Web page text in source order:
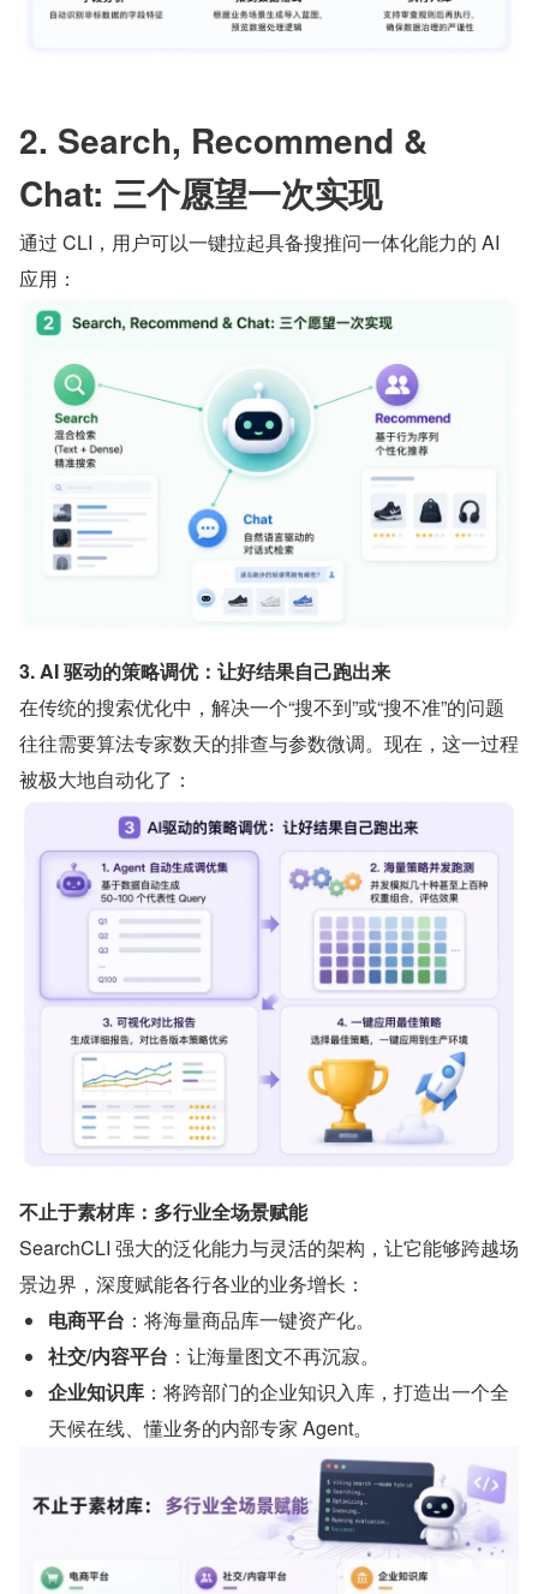
2. Search, Recommend &
Chat: 三个愿望一次实现
通过 CLI，用户可以一键拉起具备搜推问一体化能力的 AI
应用：
3. AI 驱动的策略调优：让好结果自己跑出来
在传统的搜索优化中，解决一个“搜不到”或“搜不准”的问题
往往需要算法专家数天的排查与参数微调。现在，这一过程
被极大地自动化了：
不止于素材库：多行业全场景赋能
SearchCLI 强大的泛化能力与灵活的架构，让它能够跨越场
景边界，深度赋能各行各业的业务增长：
电商平台 ：将海量商品库一键资产化。
社交/内容平台 ：让海量图文不再沉寂。
企业知识库 ：将跨部门的企业知识入库，打造出一个全
天候在线、懂业务的内部专家 Agent。